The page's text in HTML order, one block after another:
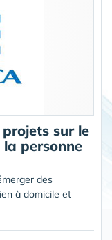
sur le
personne
des
à domicile et